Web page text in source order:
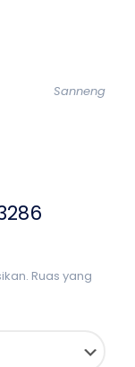
Sanneng
Ruas yang